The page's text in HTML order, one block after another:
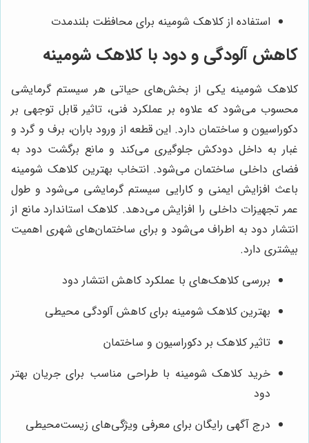
استفاده از کلاهک شومینه برای محافظت بلندمدت
کاهش آلودگی و دود با کلاهک شومینه
کلاهک شومینه یکی از بخش‌های حیاتی هر سیستم گرمایشی
محسوب می‌شود که علاوه بر عملکرد فنی، تاثیر قابل توجهی بر
دکوراسیون و ساختمان دارد. این قطعه از ورود باران، برف و گرد و
غبار به داخل دودکش جلوگیری می‌کند و مانع برگشت دود به
فضای داخلی ساختمان می‌شود. انتخاب بهترین کلاهک شومینه
باعث افزایش ایمنی و کارایی سیستم گرمایشی می‌شود و طول
عمر تجهیزات داخلی را افزایش می‌دهد. کلاهک استاندارد مانع از
انتشار دود به اطراف می‌شود و برای ساختمان‌های شهری اهمیت
بیشتری دارد.
بررسی کلاهک‌های با عملکرد کاهش انتشار دود
بهترین کلاهک شومینه برای کاهش آلودگی محیطی
تاثیر کلاهک بر دکوراسیون و ساختمان
خرید کلاهک شومینه با طراحی مناسب برای جریان بهتر
دود
درج آگهی رایگان برای معرفی ویژگی‌های زیست‌محیطی